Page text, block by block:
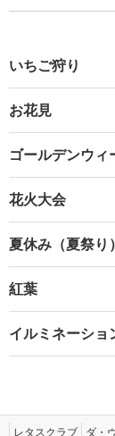
いちご狩り
お花見
ゴールデンウィ
花火大会
夏休み（夏祭り）
紅葉
イルミネーショ
レタスクラブ ダ・